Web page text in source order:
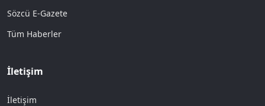
Sözcü E-Gazete
Tüm Haberler
İletişim
İletişim